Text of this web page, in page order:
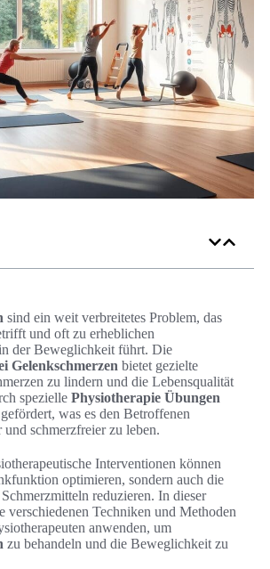
sind ein weit verbreitetes Problem, das
und oft zu erheblichen
der Beweglichkeit führt. Die
Gelenkschmerzen bietet gezielte
zu lindern und die Lebensqualität
spezielle Physiotherapie Übungen
was es den Betroffenen
schmerzfreier zu leben.
Interventionen können
optimieren, sondern auch die
reduzieren. In dieser
verschiedenen Techniken und Methoden
anwenden, um
zu behandeln und die Beweglichkeit zu